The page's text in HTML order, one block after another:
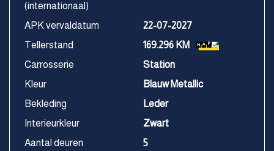
(internationaal)
APK vervaldatum
22-07-2027
Tellerstand
169.296 KM
Carrosserie
Station
Kleur
Blauw Metallic
Bekleding
Leder
Interieurkleur
Zwart
Aantal deuren
5